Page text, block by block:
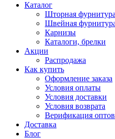
Каталог
Шторная фурнитура
Швейная
Карнизы
Каталоги, брелки
Акции
Распродажа
Как купить
Оформление заказа
Условия оплаты
Условия доставки
Условия возврата
Верификация
Доставка
Блог